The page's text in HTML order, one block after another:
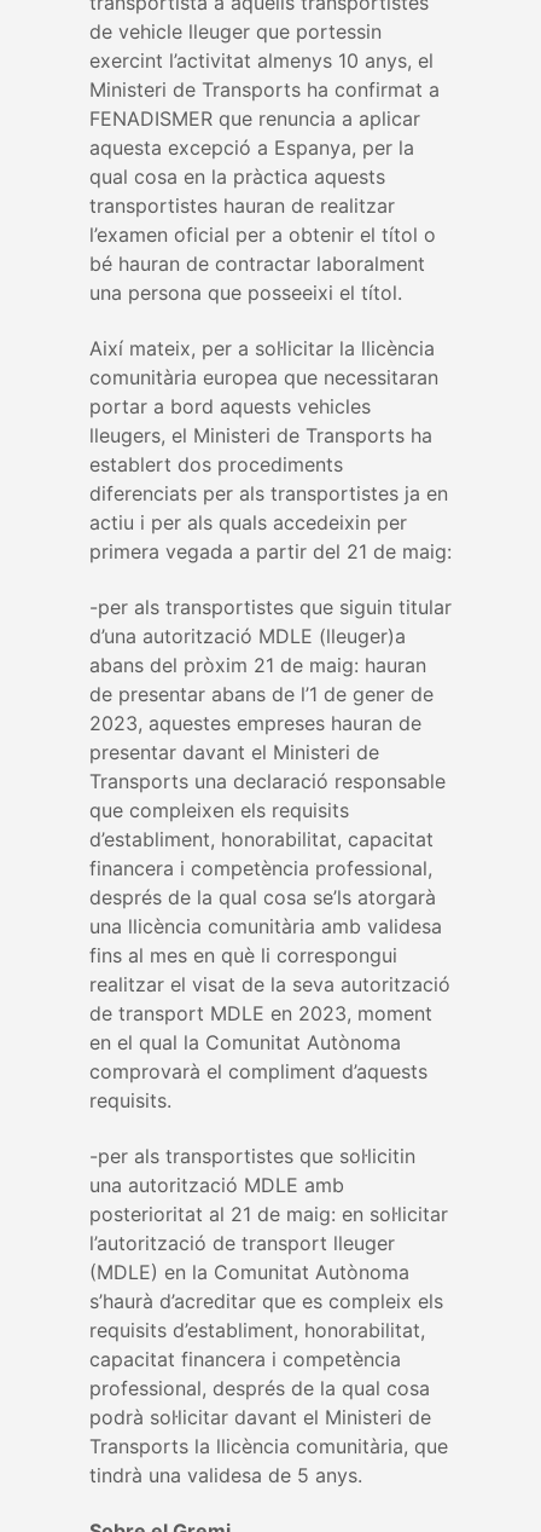
de vehicle lleuger que portessin
exercint l’activitat almenys 10 anys, el
Ministeri de Transports ha confirmat a
FENADISMER que renuncia a aplicar
aquesta excepció a Espanya, per la
qual cosa en la pràctica aquests
transportistes hauran de realitzar
l’examen oficial per a obtenir el títol o
bé hauran de contractar laboralment
una persona que posseeixi el títol.
Així mateix, per a sol·licitar la llicència
comunitària europea que necessitaran
portar a bord aquests vehicles
lleugers, el Ministeri de Transports ha
establert dos procediments
diferenciats per als transportistes ja en
actiu i per als quals accedeixin per
primera vegada a partir del 21 de maig:
-per als transportistes que siguin titular
d’una autorització MDLE (lleuger)a
abans del pròxim 21 de maig: hauran
de presentar abans de l’1 de gener de
2023, aquestes empreses hauran de
presentar davant el Ministeri de
Transports una declaració responsable
que compleixen els requisits
d’establiment, honorabilitat, capacitat
financera i competència professional,
després de la qual cosa se’ls atorgarà
una llicència comunitària amb validesa
fins al mes en què li correspongui
realitzar el visat de la seva autorització
de transport MDLE en 2023, moment
en el qual la Comunitat Autònoma
comprovarà el compliment d’aquests
requisits.
-per als transportistes que sol·licitin
una autorització MDLE amb
posterioritat al 21 de maig: en sol·licitar
l’autorització de transport lleuger
(MDLE) en la Comunitat Autònoma
s’haurà d’acreditar que es compleix els
requisits d’establiment, honorabilitat,
capacitat financera i competència
professional, després de la qual cosa
podrà sol·licitar davant el Ministeri de
Transports la llicència comunitària, que
tindrà una validesa de 5 anys.